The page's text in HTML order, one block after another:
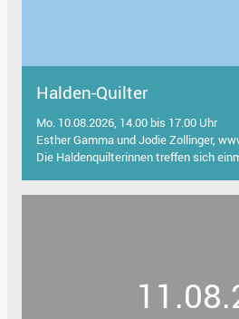
Halden-Quilter
Mo. 10.08.2026, 14.00 bis 17.00 Uhr
Esther Gamma und Jodie Zollinger,
Die Haldenquilterinnen treffen sich